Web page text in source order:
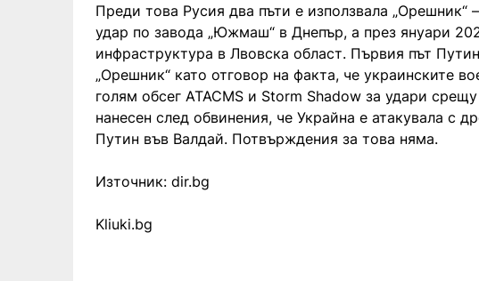
Преди това Русия два пъти е използвала „Орешник“
удар по завода „Южмаш“ в Днепър, а през януари
инфраструктура в Лвовска област. Първия път
„Орешник“ като отговор на факта, че украинските
голям обсег ATACMS и Storm Shadow за удари
нанесен след обвинения, че Украйна е атакувала с
Путин във Валдай. Потвърждения за това няма.
Източник: dir.bg
Kliuki.bg